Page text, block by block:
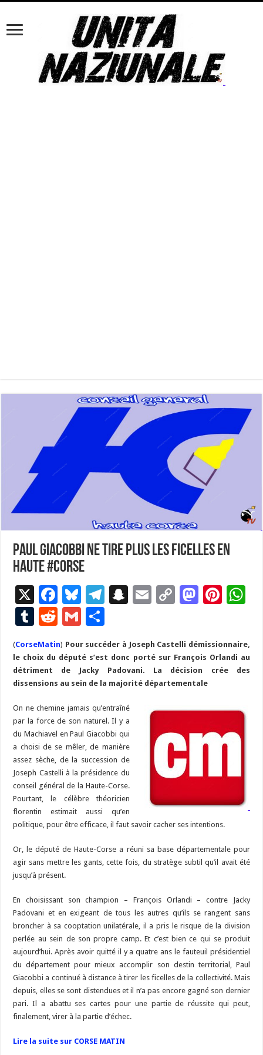
Paul Giacobbi ne tire plus les ficelles en
Haute #Corse
X
F
ac
e
b
o
o
k
Bl
u
es
ky
T
gr
a
m
S
p
c
h
at
E
l
C
y
Li
n
k
M
d
o
n
Pi
es
t
p
T
m
bl
r
R
d
di
t
G
ai
l
ar
ta
g
er
(CorseMatin) Pour succéder à Joseph Castelli démissionnaire,
le choix du député s’est donc porté sur François Orlandi au
détriment de Jacky Padovani. La décision crée des
dissensions au sein de la majorité départementale
On ne chemine jamais qu’entraîné
par la force de son naturel. Il y a
du Machiavel en Paul Giacobbi qui
a choisi de se mêler, de manière
assez sèche, de la succession de
Joseph Castelli à la présidence du
conseil général de la Haute-Corse.
Pourtant, le célèbre théoricien
florentin estimait aussi qu’en
politique, pour être efficace, il faut savoir cacher ses intentions.
Or, le député de Haute-Corse a réuni sa base départementale pour
agir sans mettre les gants, cette fois, du stratège subtil qu’il avait été
jusqu’à présent.
En choisissant son champion – François Orlandi – contre Jacky
Padovani et en exigeant de tous les autres qu’ils se rangent sans
broncher à sa cooptation unilatérale, il a pris le risque de la division
perlée au sein de son propre camp. Et c’est bien ce qui se produit
aujourd’hui. Après avoir quitté il y a quatre ans le fauteuil présidentiel
du département pour mieux accomplir son destin territorial, Paul
Giacobbi a continué à distance à tirer les ficelles de la collectivité. Mais
depuis, elles se sont distendues et il n’a pas encore gagné son dernier
pari. Il a abattu ses cartes pour une partie de réussite qui peut,
finalement, virer à la partie d’échec.
Lire la suite sur CORSE MATIN